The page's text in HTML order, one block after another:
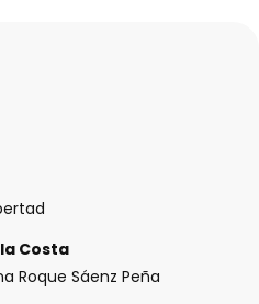
Costa
Roque Sáenz Peña